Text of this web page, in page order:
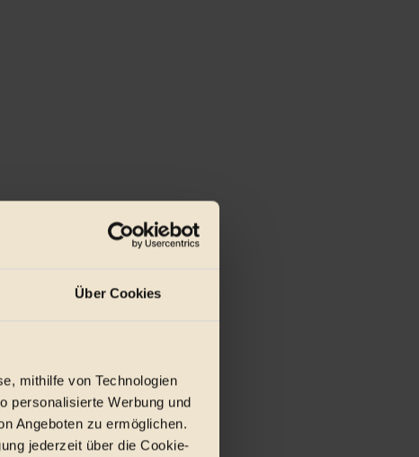
Über Cookies
mithilfe von Technologien
personalisierte Werbung und
Angeboten zu ermöglichen.
jederzeit über die Cookie-